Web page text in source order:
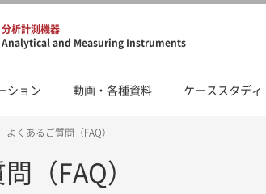
分析計測機器
Analytical and Measuring Instruments
ション 動画・各種資料 ケーススタディ
よくあるご質問（FAQ）
（FAQ）